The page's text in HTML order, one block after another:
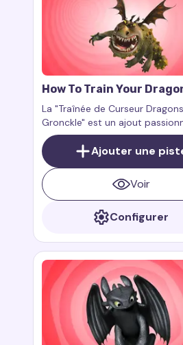
How To Train Your
Gronckle Cursor Trail
La "Traînée de Curseur
Gronckle" est un ajout
charmant à votre expérience
numérique. Ce complément
l'extension de navigateur
Cursor Trail ou Cursor Trails
fonctionne exclusivement sur
web.
Ajouter une
Voir
Configurer